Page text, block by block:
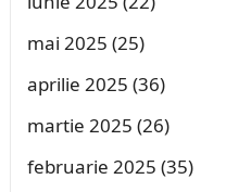
mai 2025 (25)
aprilie 2025 (36)
martie 2025 (26)
februarie 2025 (35)